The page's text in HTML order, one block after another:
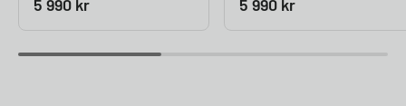
5 990 kr 5 990 kr